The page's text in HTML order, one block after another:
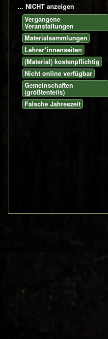
... NICHT anzeigen
Vergangene
Veranstaltungen
Materialsammlungen
Lehrer*innenseiten
(Material) kostenpflichtig
Nicht online verfügbar
Gemeinschaften
(größtenteils)
Falsche Jahreszeit